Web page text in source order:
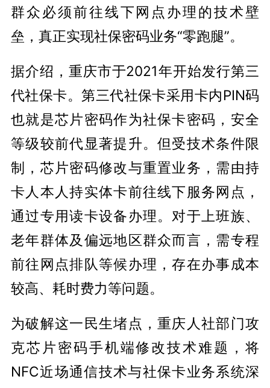
群众必须前往线下网点办理的技术壁
垒，真正实现社保密码业务“零跑腿”。
据介绍，重庆市于2021年开始发行第三
代社保卡。第三代社保卡采用卡内PIN码
也就是芯片密码作为社保卡密码，安全
等级较前代显著提升。但受技术条件限
制，芯片密码修改与重置业务，需由持
卡人本人持实体卡前往线下服务网点，
通过专用读卡设备办理。对于上班族、
老年群体及偏远地区群众而言，需专程
前往网点排队等候办理，存在办事成本
较高、耗时费力等问题。
为破解这一民生堵点，重庆人社部门攻
克芯片密码手机端修改技术难题，将
NFC近场通信技术与社保卡业务系统深